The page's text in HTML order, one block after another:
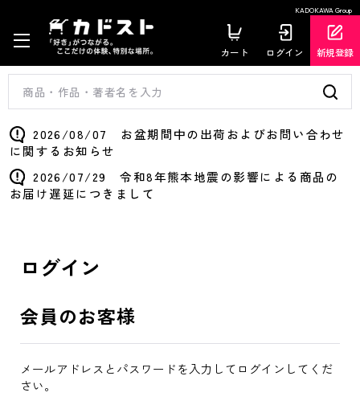
KADOKAWA Group
カート ログイン 新規登録
2026/08/07 お盆期間中の出荷およびお問い合わせ
に関するお知らせ
2026/07/29 令和8年熊本地震の影響による商品の
お届け遅延につきまして
ログイン
会員のお客様
メールアドレスとパスワードを入力してログインしてくだ
さい。